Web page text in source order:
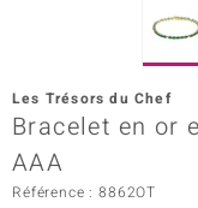
Paraíso
Les Trésors du Chef
Bracelet en or
AAA
Référence : 8862OT